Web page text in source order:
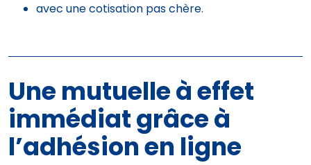
avec une cotisation pas chère.
Une mutuelle à effet
immédiat grâce à
l’adhésion en ligne